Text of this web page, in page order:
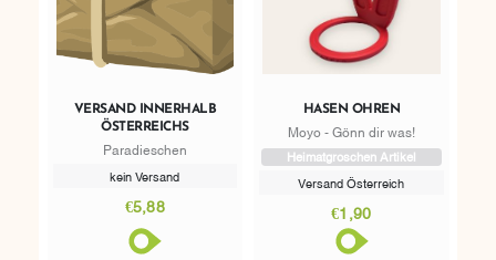
VERSAND INNERHALB
ÖSTERREICHS
Paradieschen
kein Versand
€5,88
HASEN OHREN
Moyo - Gönn dir was!
Heimatgroschen Artikel
Versand Österreich
€1,90